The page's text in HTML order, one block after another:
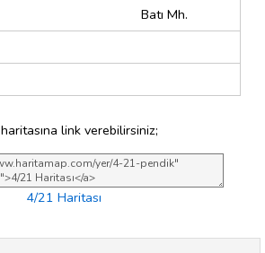
Batı Mh.
haritasına link verebilirsiniz;
4/21 Haritası